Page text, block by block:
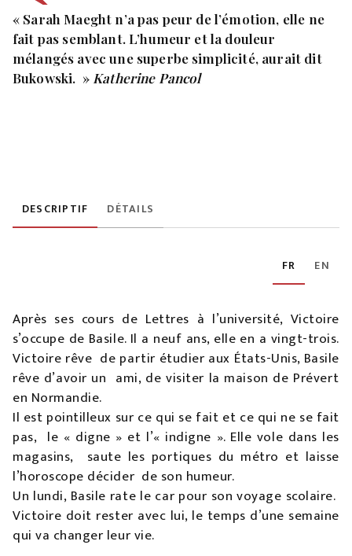
« Sarah Maeght n’a pas peur de l’émotion, elle ne
fait pas semblant. L’humeur et la douleur
mélangés avec une superbe simplicité, aurait dit
Bukowski. » Katherine Pancol
DESCRIPTIF DÉTAILS
FR EN
Après ses cours de Lettres à l’université, Victoire
s’occupe de Basile. Il a neuf ans, elle en a vingt-trois.
Victoire rêve de partir étudier aux États-Unis, Basile
rêve d’avoir un ami, de visiter la maison de Prévert
en Normandie.
Il est pointilleux sur ce qui se fait et ce qui ne se fait
pas, le « digne » et l’« indigne ». Elle vole dans les
magasins, saute les portiques du métro et laisse
l’horoscope décider de son humeur.
Un lundi, Basile rate le car pour son voyage scolaire.
Victoire doit rester avec lui, le temps d’une semaine
qui va changer leur vie.